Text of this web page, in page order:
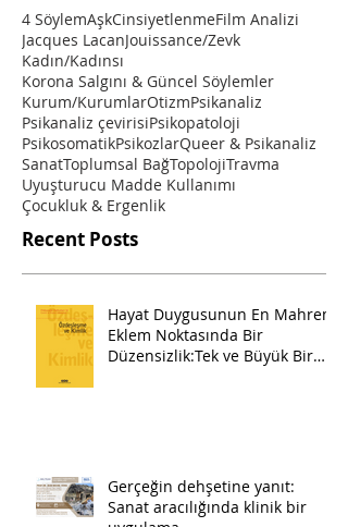
4 SöylemAşkCinsiyetlenmeFilm Analizi
Jacques LacanJouissance/Zevk
Kadın/Kadınsı
Korona Salgını & Güncel Söylemler
Kurum/KurumlarOtizmPsikanaliz
Psikanaliz çevirisiPsikopatoloji
PsikosomatikPsikozlarQueer & Psikanaliz
SanatToplumsal BağTopolojiTravma
Uyuşturucu Madde Kullanımı
Çocukluk & Ergenlik
Recent Posts
Hayat Duygusunun En Mahrem
Eklem Noktasında Bir
Düzensizlik:Tek ve Büyük Bir
Gerçeğin dehşetine yanıt:
Sanat aracılığında klinik bir